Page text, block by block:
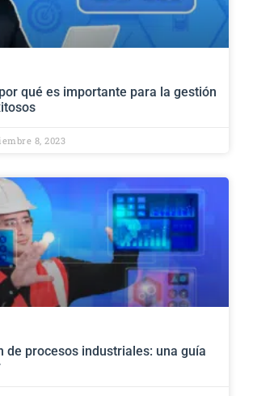
qué es importante para la gestión
8, 2023
de procesos industriales: una guía